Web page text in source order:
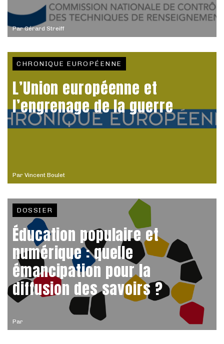
ParGérard Streiff
Par Vincent Boulet
CHRONIQUE EUROPÉENNE
L’Union européenne et
l’engrenage de la guerre
Par
DOSSIER
Éducation populaire et
numérique : quelle
émancipation pour la
diffusion des savoirs ?